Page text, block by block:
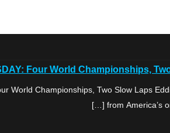
Four World Championships,
World Championships, Two Slow Laps
from America’s